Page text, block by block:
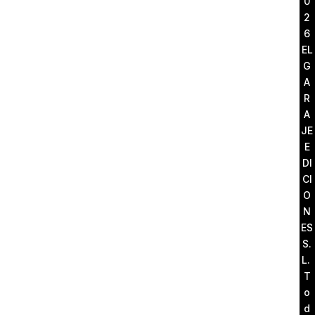
2
6
EL
G
A
R
A
JE
E
DI
CI
O
N
ES
S.
L.
T
o
d